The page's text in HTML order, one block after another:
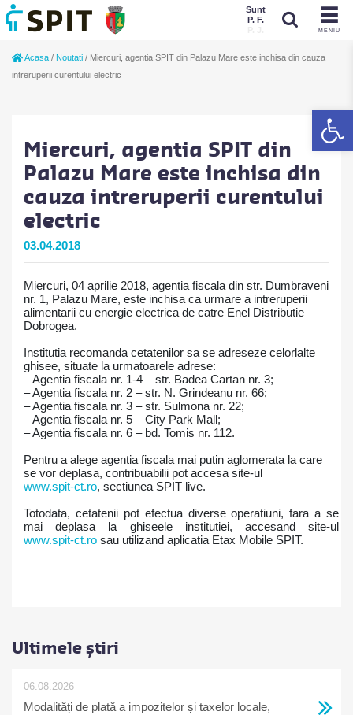
MENIU
Sunt
P. F.
P. J.
Acasa / Noutati / Miercuri, agentia SPIT din Palazu Mare este inchisa din cauza
intreruperii curentului electric
Miercuri, agentia SPIT din
Palazu Mare este inchisa din
cauza intreruperii curentului
electric
03.04.2018
Miercuri, 04 aprilie 2018, agentia fiscala din str. Dumbraveni
nr. 1, Palazu Mare, este inchisa ca urmare a intreruperii
alimentarii cu energie electrica de catre Enel Distributie
Dobrogea.
Institutia recomanda cetatenilor sa se adreseze celorlalte
ghisee, situate la urmatoarele adrese:
– Agentia fiscala nr. 1-4 – str. Badea Cartan nr. 3;
– Agentia fiscala nr. 2 – str. N. Grindeanu nr. 66;
– Agentia fiscala nr. 3 – str. Sulmona nr. 22;
– Agentia fiscala nr. 5 – City Park Mall;
– Agentia fiscala nr. 6 – bd. Tomis nr. 112.
Pentru a alege agentia fiscala mai putin aglomerata la care
se vor deplasa, contribuabilii pot accesa site-ul
www.spit-ct.ro, sectiunea SPIT live.
Totodata, cetatenii pot efectua diverse operatiuni, fara a se
mai deplasa la ghiseele institutiei, accesand site-ul
www.spit-ct.ro sau utilizand aplicatia Etax Mobile SPIT.
Ultimele știri
06.08.2026
Modalități de plată a impozitelor și taxelor locale,